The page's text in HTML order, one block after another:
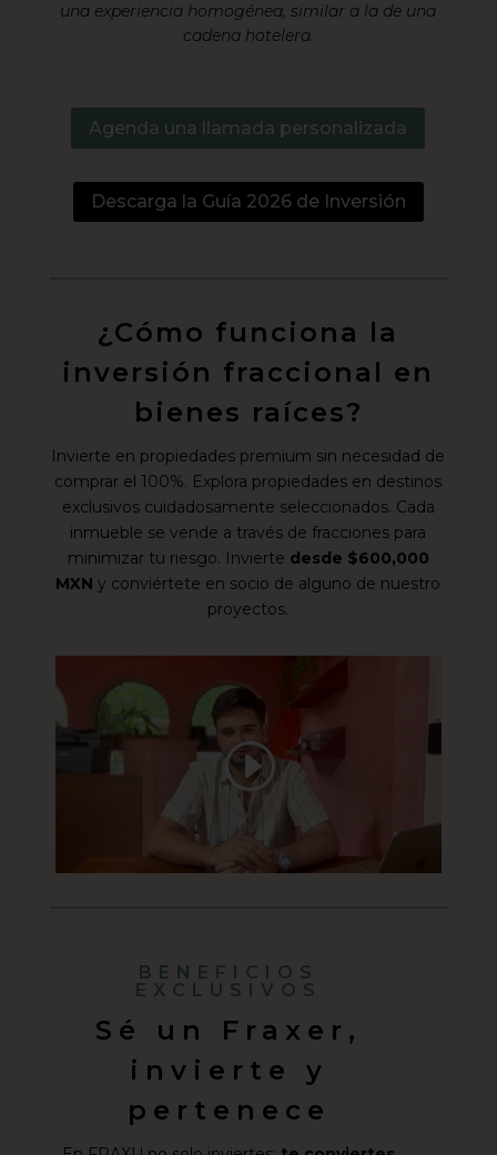
una experiencia homogénea, similar a la de una
cadena hotelera.
Agenda una llamada personalizada
Descarga la Guía 2026 de Inversión
¿Cómo funciona la
inversión fraccional en
bienes raíces?
Invierte en propiedades premium sin necesidad de
comprar el 100%. Explora propiedades en destinos
exclusivos cuidadosamente seleccionados. Cada
inmueble se vende a través de fracciones para
minimizar tu riesgo. Invierte desde $600,000
MXN y conviértete en socio de alguno de nuestro
proyectos.
BENEFICIOS
EXCLUSIVOS
Sé un Fraxer,
invierte y
pertenece